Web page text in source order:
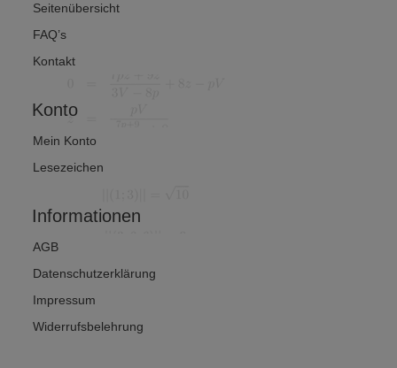
Seitenübersicht
FAQ’s
Kontakt
Konto
Mein Konto
Lesezeichen
Informationen
AGB
Datenschutzerklärung
Impressum
Widerrufsbelehrung